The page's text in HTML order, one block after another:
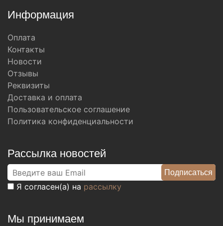
Информация
Оплата
Контакты
Новости
Отзывы
Реквизиты
Доставка и оплата
Пользовательское соглашение
Политика конфиденциальности
Рассылка новостей
Я согласен(а) на рассылку
Мы принимаем